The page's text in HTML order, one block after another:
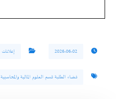
2026-06-02 إعلانات
فضاء الطلبة قسم العلوم المالية والمحاسبية